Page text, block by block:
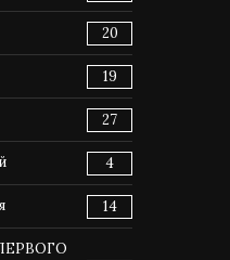
20
19
27
4
14